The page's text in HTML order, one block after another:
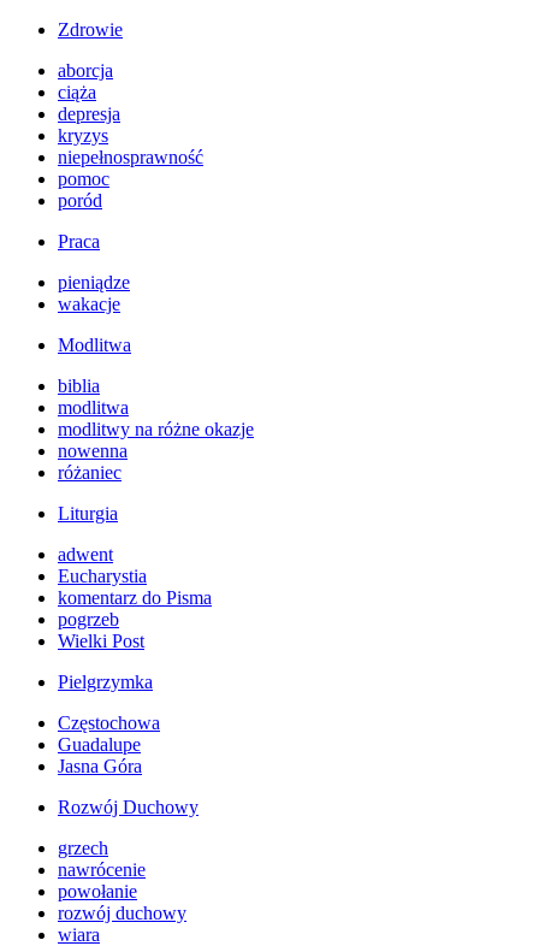
Zdrowie
aborcja
ciąża
depresja
kryzys
niepełnosprawność
pomoc
poród
Praca
pieniądze
wakacje
Modlitwa
biblia
modlitwa
modlitwy na różne okazje
nowenna
różaniec
Liturgia
adwent
Eucharystia
komentarz do Pisma
pogrzeb
Wielki Post
Pielgrzymka
Częstochowa
Guadalupe
Jasna Góra
Rozwój Duchowy
grzech
nawrócenie
powołanie
rozwój duchowy
wiara